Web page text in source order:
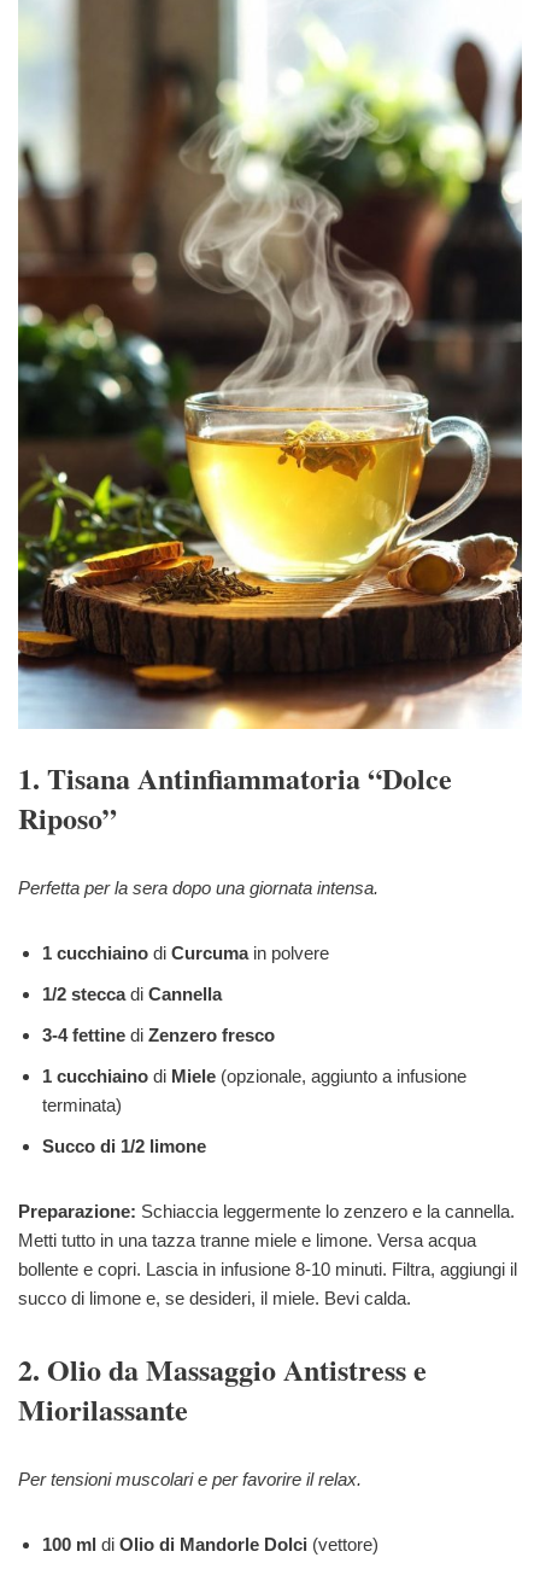
1. Tisana Antinfiammatoria “Dolce
Riposo”
Perfetta per la sera dopo una giornata intensa.
1 cucchiaino di Curcumain polvere
1/2 steccadi Cannella
3-4 fettine di Zenzero fresco
1 cucchiaino di Miele (opzionale, aggiunto a infusione
terminata)
Succo di 1/2 limone
Preparazione: Schiaccia leggermente lo zenzero e la cannella.
Metti tutto in una tazza tranne miele e limone. Versa acqua
bollente e copri. Lascia in infusione 8-10 minuti. Filtra, aggiungi il
succo di limone e, se desideri, il miele. Bevi calda.
2. Olio da Massaggio Antistress e
Miorilassante
Per tensioni muscolari e per favorire il relax.
100 ml di Olio di Mandorle Dolci (vettore)